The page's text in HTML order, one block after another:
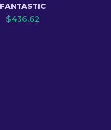
FANTASTIC
$436.62